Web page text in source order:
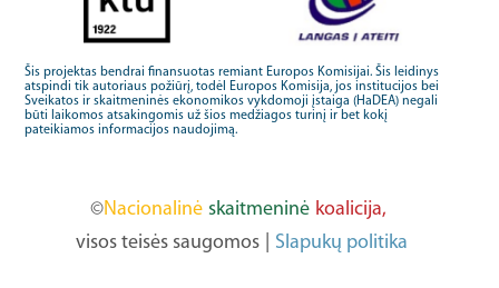
Šis projektas bendrai finansuotas remiant Europos Komisijai. Šis leidinys
atspindi tik autoriaus požiūrį, todėl Europos Komisija, jos institucijos bei
Sveikatos ir skaitmeninės ekonomikos vykdomoji įstaiga (HaDEA) negali
būti laikomos atsakingomis už šios medžiagos turinį ir bet kokį
pateikiamos informacijos naudojimą.
©Nacionalinė skaitmeninė koalicija,
visos teisės saugomos
Slapukų politika